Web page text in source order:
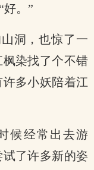
好。”
洞，也惊了一
染找了个不错
多小妖陪着江
候经常出去游
了许多新的姿